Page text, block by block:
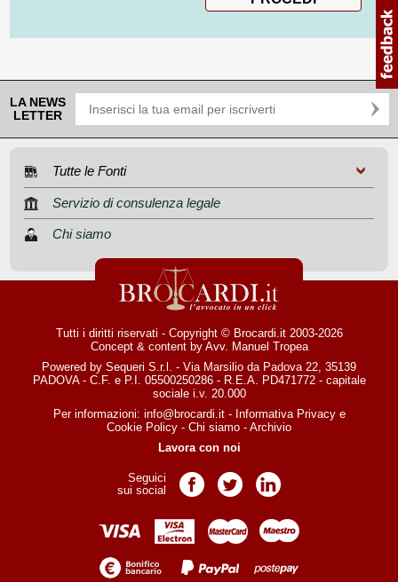
LA NEWS
LETTER
Tutte le Fonti
Servizio di consulenza legale
Chi siamo
Tutti i diritti riservati - Copyright © Brocardi.it 2003-2026
Concept & content by Avv. Manuel Tropea
Powered by Sequeri S.r.l. - Via Marsilio da Padova 22, 35139
PADOVA - C.F. e P.I. 05500250286 - R.E.A. PD471772 - capitale
sociale i.v. 20.000
Per informazioni: info@brocardi.it- Informativa Privacye
Cookie Policy - Chi siamo - Archivio
Lavora con noi
Seguici
sui social
Pagina Facebook
Pagina TwitterPagina LinkedIn